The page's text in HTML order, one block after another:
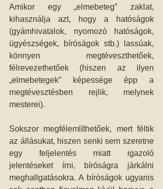
Amikor egy „elmebeteg” zaklat,
kihasználja azt, hogy a hatóságok
(gyámhivatalok, nyomozó hatóságok,
ügyészségek, bíróságok stb.) lassúak,
könnyen megtéveszthetőek,
félrevezethetőek (hiszen az ilyen
„elmebetegek” képessége épp a
megtévesztésben rejlik, melynek
mesterei).
Sokszor megfélemlíthetőek, mert féltik
az állásukat, hiszen senki sem szeretne
egy feljelentés miatt igazoló
jelentéseket írni, bíróságra járkálni
meghallgatásokra. A bíróságok ugyanis